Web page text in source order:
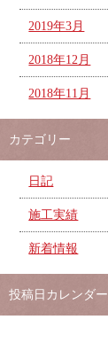
2019年3月
2018年12月
2018年11月
カテゴリー
日記
施工実績
新着情報
投稿日カレンダー